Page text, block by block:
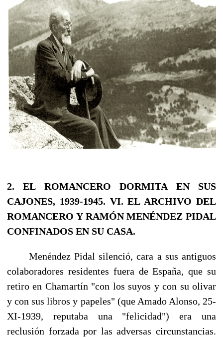
2. EL ROMANCERO DORMITA EN SUS
CAJONES, 1939-1945. VI. EL ARCHIVO DEL
ROMANCERO Y RAMÓN MENÉNDEZ PIDAL
CONFINADOS EN SU CASA.
Menéndez Pidal silenció, cara a sus antiguos
colaboradores residentes fuera de España, que su
retiro en Chamartín "con los suyos y con su olivar
y con sus libros y papeles" (que Amado Alonso, 25-
XI-1939, reputaba una "felicidad") era una
reclusión forzada por las adversas cir­cunstancias.